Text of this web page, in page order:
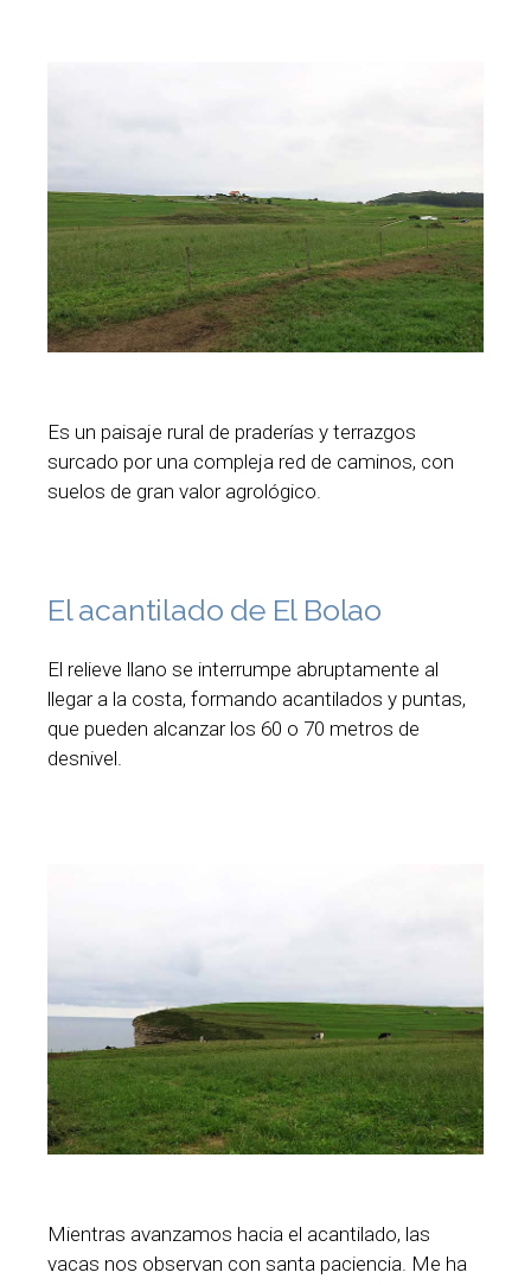
Es un paisaje rural de praderías y terrazgos
surcado por una compleja red de caminos, con
suelos de gran valor agrológico.
El acantilado de El Bolao
El relieve llano se interrumpe abruptamente al
llegar a la costa, formando acantilados y puntas,
que pueden alcanzar los 60 o 70 metros de
desnivel.
Mientras avanzamos hacia el acantilado, las
vacas nos observan con santa paciencia. Me ha